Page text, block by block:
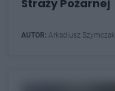
Straży Pożarnej
AUTOR: Arkadiusz Szymczak